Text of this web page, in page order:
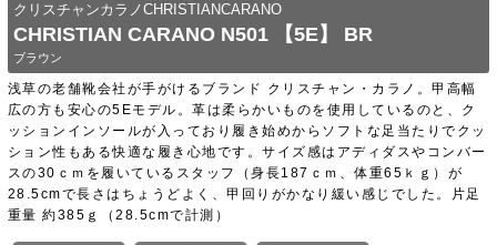
浅草の老舗靴会社が手がけるブランド クリスチャン・カラノ。甲高幅
広の方も安心の5Eモデル。革は柔らかいものを使用しているのと、ク
ッションインソールが入っており履き始めからソフトな足当たりでクッ
ション性もある快適な履き心地です。サイズ感はアディダスやコンバー
スの30ｃｍを履いているスタッフ（身長187ｃｍ、体重65ｋｇ）が
28.5cmで長さはちょうどよく、甲回りがかなり緩い感じでした。片足
重量 約385ｇ（28.5cmで計測）
クリスチャンカラノCHRISTIANCARANO
CHRISTIAN CARANO N501 【5E】 BR
ブラウン